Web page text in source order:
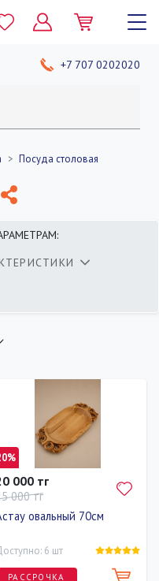
+7 707 0202020
Посуда столовая
000 тг
000 тг
овальный 70см
6 шт
РАССРОЧКА